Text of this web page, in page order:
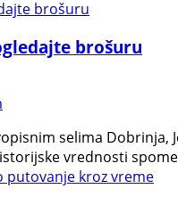
brošuru
selima
vrednosti